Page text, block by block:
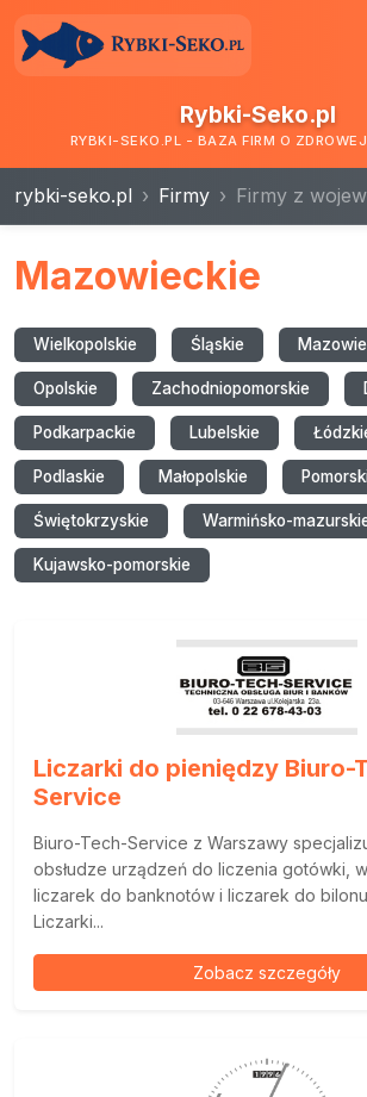
Rybki-Seko.pl
RYBKI-SEKO.PL - BAZA FIRM O
rybki-seko.pl Firmy Firmy z
Mazowieckie
Wielkopolskie Śląskie
Opolskie Zachodniopomorskie
Podkarpackie Lubelskie
Podlaskie Małopolskie
Świętokrzyskie Warmińsko-
Kujawsko-pomorskie
Liczarki do pieniędzy Biuro-
Service
Biuro-Tech-Service z Warszawy
obsłudze urządzeń do liczenia gotówki,
liczarek do banknotów i liczarek do
Liczarki...
Zobacz szczegóły